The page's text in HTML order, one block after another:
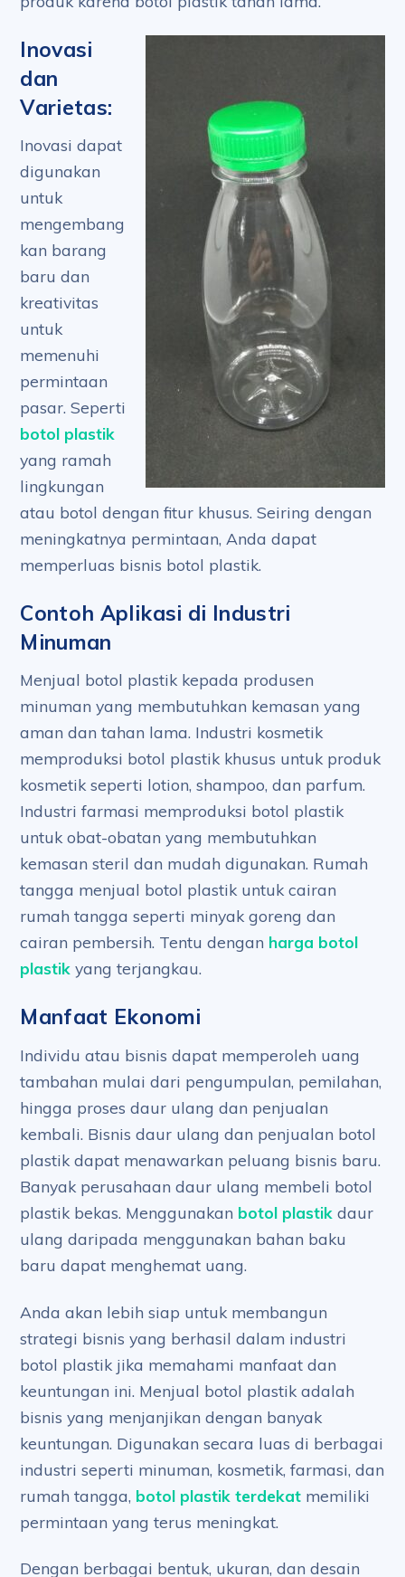
Inovasi
dan
Varietas:
Inovasi dapat
digunakan
untuk
mengembang
kan barang
baru dan
kreativitas
untuk
memenuhi
permintaan
pasar. Seperti
botol plastik
yang ramah
lingkungan
atau botol dengan fitur khusus. Seiring dengan
meningkatnya permintaan, Anda dapat
memperluas bisnis botol plastik.
Contoh Aplikasi di Industri
Minuman
Menjual botol plastik kepada produsen
minuman yang membutuhkan kemasan yang
aman dan tahan lama. Industri kosmetik
memproduksi botol plastik khusus untuk produk
kosmetik seperti lotion, shampoo, dan parfum.
Industri farmasi memproduksi botol plastik
untuk obat-obatan yang membutuhkan
kemasan steril dan mudah digunakan. Rumah
tangga menjual botol plastik untuk cairan
rumah tangga seperti minyak goreng dan
cairan pembersih. Tentu dengan harga botol
plastik yang terjangkau.
Manfaat Ekonomi
Individu atau bisnis dapat memperoleh uang
tambahan mulai dari pengumpulan, pemilahan,
hingga proses daur ulang dan penjualan
kembali. Bisnis daur ulang dan penjualan botol
plastik dapat menawarkan peluang bisnis baru.
Banyak perusahaan daur ulang membeli botol
plastik bekas. Menggunakan botol plastik daur
ulang daripada menggunakan bahan baku
baru dapat menghemat uang.
Anda akan lebih siap untuk membangun
strategi bisnis yang berhasil dalam industri
botol plastik jika memahami manfaat dan
keuntungan ini. Menjual botol plastik adalah
bisnis yang menjanjikan dengan banyak
keuntungan. Digunakan secara luas di berbagai
industri seperti minuman, kosmetik, farmasi, dan
rumah tangga, botol plastik terdekat memiliki
permintaan yang terus meningkat.
Dengan berbagai bentuk, ukuran, dan desain